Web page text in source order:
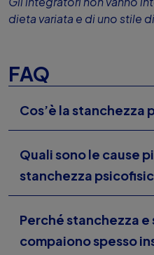
dieta variata e di uno stile
FAQ
Cos’è la stanchezza
Quali sono le cause
stanchezza
Perché stanchezza e
compaiono spesso